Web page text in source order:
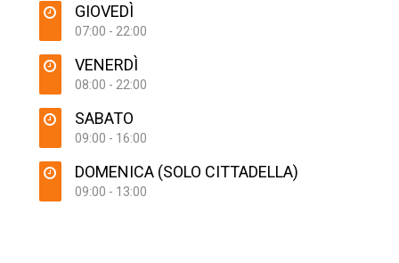
GIOVEDÌ
07:00 - 22:00
VENERDÌ
08:00 - 22:00
SABATO
09:00 - 16:00
DOMENICA (SOLO CITTADELLA)
09:00 - 13:00